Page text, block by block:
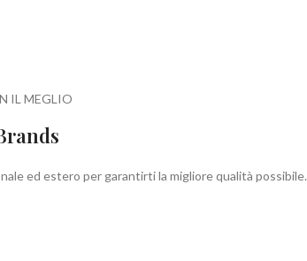
IL MEGLIO
ed estero per garantirti la migliore qualità possibile.